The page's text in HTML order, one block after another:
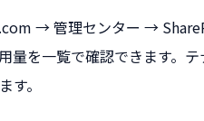
→ 管理センター →
量を一覧で確認できます。
。